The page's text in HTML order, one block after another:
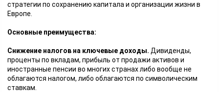
стратегии по сохранению капитала и организации жизни в
Европе.
Основные преимущества:
Снижение налогов на ключевые доходы. Дивиденды,
проценты по вкладам, прибыль от продажи активов и
иностранные пенсии во многих странах либо вообще не
облагаются налогом, либо облагаются по символическим
ставкам.